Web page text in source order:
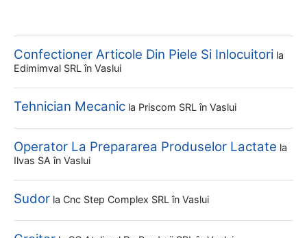
Confectioner Articole Din Piele Si Inlocuitori la
Edimimval SRL în Vaslui
Tehnician Mecanic la Priscom SRL în Vaslui
Operator La Prepararea Produselor Lactate la
Ilvas SA în Vaslui
Sudor la Cnc Step Complex SRL în Vaslui